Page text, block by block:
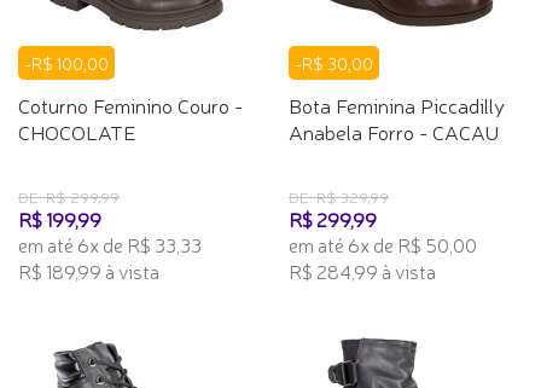
-R$ 100,00
Coturno Feminino Couro -
CHOCOLATE
DE: R$ 299,99
R$ 199,99
em até 6x de R$ 33,33
R$ 189,99 à vista
-R$ 30,00
Bota Feminina Piccadilly
Anabela Forro - CACAU
DE: R$ 329,99
R$ 299,99
em até 6x de R$ 50,00
R$ 284,99 à vista